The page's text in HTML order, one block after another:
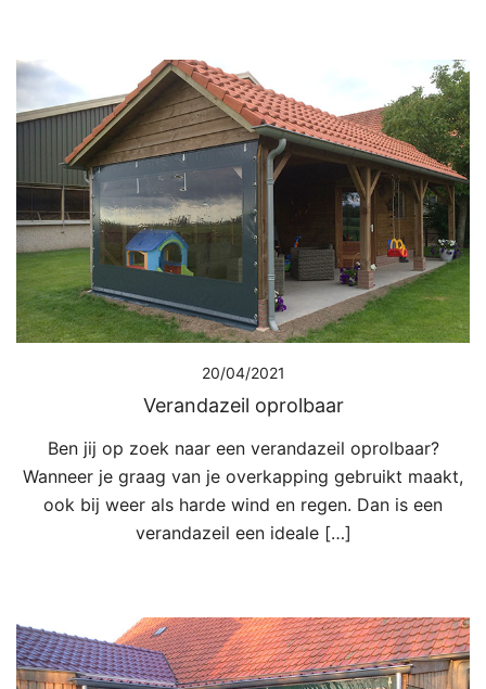
20/04/2021
Verandazeil oprolbaar
Ben jij op zoek naar een verandazeil oprolbaar?
Wanneer je graag van je overkapping gebruikt maakt,
ook bij weer als harde wind en regen. Dan is een
verandazeil een ideale […]